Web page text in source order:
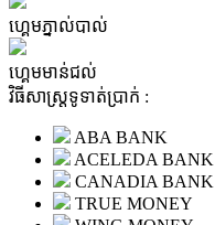
ហ្គេមភ្នាល់បាល់
ហ្គេមមាន់ជល់
វិធីសាស្ត្រទូទាត់ប្រាក់ :
ABA BANK
ACELEDA BANK
CANADIA BANK
TRUE MONEY